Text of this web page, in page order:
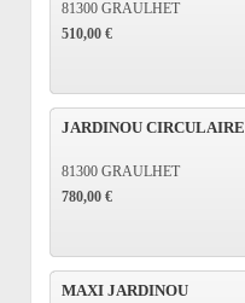
81300 GRAULHET
510,00 €
JARDINOU CIRCULAIRE
81300 GRAULHET
780,00 €
MAXI JARDINOU